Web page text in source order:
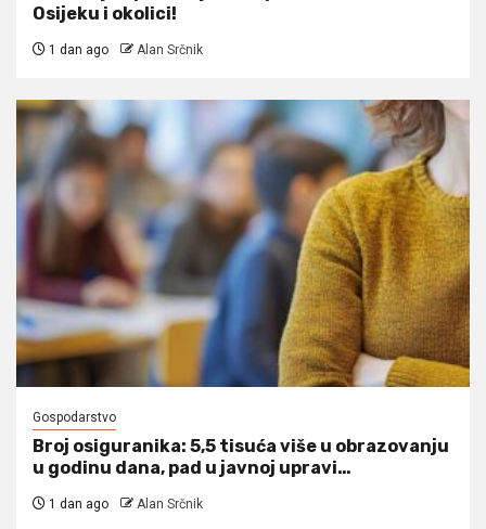
Osijeku i okolici!
1 dan ago Alan Srčnik
Gospodarstvo
Broj osiguranika: 5,5 tisuća više u obrazovanju
u godinu dana, pad u javnoj upravi…
1 dan ago Alan Srčnik